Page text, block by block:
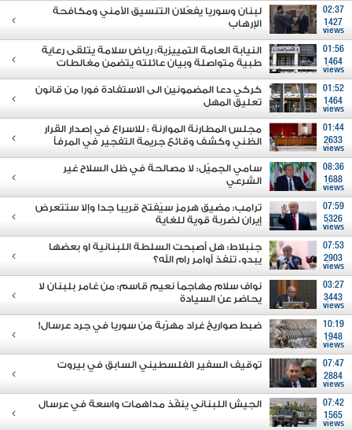
02:37
1427
views
لبنان وسوريا يفعّلان التنسيق الأمني ومكافحة
الإرهاب
01:56
1464
views
النيابة العامة التمييزية: رياض سلامة يتلقى رعاية
طبية متواصلة وبيان عائلته يتضمن مغالطات
01:52
1464
views
كركي دعا المضمونين الى الاستفادة فورا من قانون
تعليق المهل
01:44
2633
views
مجلس المطارنة الموارنة : للاسراع في إصدار القرار
الظني وكشف وقائع جريمة التفجير في المرفأ
08:36
1688
views
سامي الجميّل: لا مصالحة في ظل السلاح غير
الشرعي
07:59
5326
views
ترامب: مضيق هرمز سيُفتح قريبا جدا وإلا ستتعرض
إيران لضربة قوية للغاية
07:53
2903
views
جنبلاط: هل أصبحت السلطة اللبنانية او بعضها
يبدو، تنفذ أوامر رام الله؟
03:27
3443
views
نواف سلام مهاجماً نعيم قاسم: من غامر بلبنان لا
يحاضر عن السيادة
10:19
1948
views
ضبط صواريخ غراد مهرّبة من سوريا في جرد عرسال!
07:47
2884
views
توقيف السفير الفلسطيني السابق في بيروت
07:42
1565
views
الجيش اللبناني ينفّذ مداهمات واسعة في عرسال